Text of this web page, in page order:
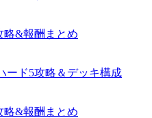
略&報酬まとめ
ード5攻略＆デッキ構成
略&報酬まとめ